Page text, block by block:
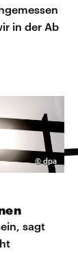
in der Ab
© dpa
sagt